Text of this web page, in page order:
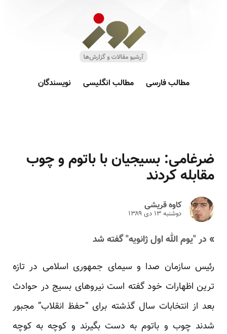
مطالب فارسی مطالب انگلیسی نویسندگان
ضرغامی: بسیجیان با باتوم و چوب
مقابله کردند
کاوه قریشی
دوشنبه ۱۳ دى ۱۳۸۹
» در "یوم الله اول ژانویه" گفته شد
رئیس سازمان صدا و سیمای جمهوری اسلامی در تازه
ترین اظهارات خود گفته است نیروهای بسیج در حوادث
بعد از انتخابات سال گذشته برای “حفظ انقلاب” مجبور
شدند چوب و باتوم به دست بگیرند و کوچه به کوچه